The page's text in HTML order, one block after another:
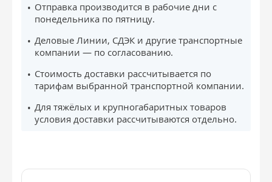
Отправка производится в рабочие дни с
понедельника по пятницу.
Деловые Линии, СДЭК и другие транспортные
компании — по согласованию.
Стоимость доставки рассчитывается по
тарифам выбранной транспортной компании.
Для тяжёлых и крупногабаритных товаров
условия доставки рассчитываются отдельно.